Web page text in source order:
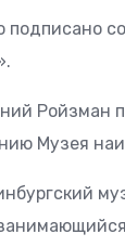
подписано
Ройзман
Музея